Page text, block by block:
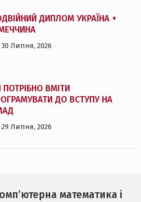
ДИПЛОМ УКРАЇНА +
30 Липня, 2026
ПОТРІБНО ВМІТИ
ДО ВСТУПУ НА
29 Липня, 2026
математика і